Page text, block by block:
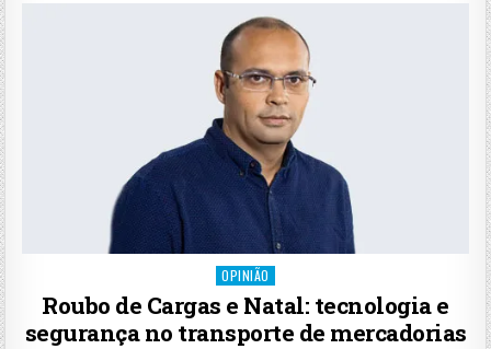
Posted
OPINIÃO
Roubo de Cargas e Natal: tecnologia e
segurança no transporte de mercadorias